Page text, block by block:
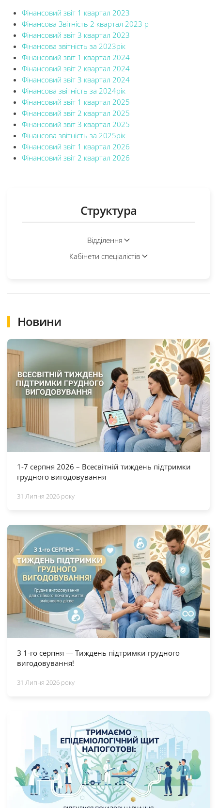
Фінансовий звіт 1 квартал 2023
Фінансова Звітність 2 квартал 2023 р
Фінансовий звіт 3 квартал 2023
Фінансова звітність за 2023рік
Фінансовий звіт 1 квартал 2024
Фінансовий звіт 2 квартал 2024
Фінансовий звіт 3 квартал 2024
Фінансова звітність за 2024рік
Фінансовий звіт 1 квартал 2025
Фінансовий звіт 2 квартал 2025
Фінансовий звіт 3 квартал 2025
Фінансова звітність за 2025рік
Фінансовий звіт 1 квартал 2026
Фінансовий звіт 2 квартал 2026
Структура
Відділення
Кабінети спеціалістів
Новини
1-7 серпня 2026 – Всесвітній тиждень підтримки
грудного вигодовування
31 Липня 2026 року
З 1-го серпня — Тиждень підтримки грудного
вигодовування!
31 Липня 2026 року